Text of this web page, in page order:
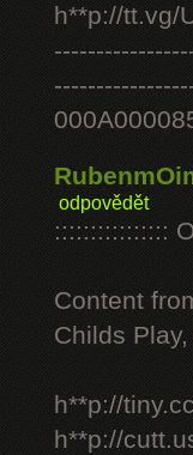
h**p://tt.vg/
odpovědět
::::::::::::::::
Content
Childs
h**p://
h**p://